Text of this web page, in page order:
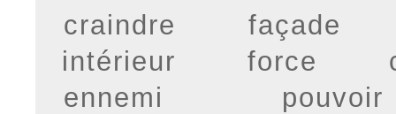
craindre
façade
intérieur
force
ennemi